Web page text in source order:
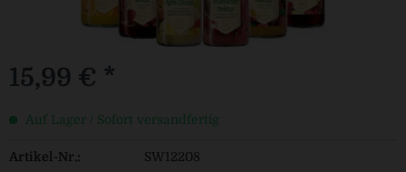
15,99 € *
Auf Lager / Sofort versandfertig
Artikel-Nr.:
SW12208